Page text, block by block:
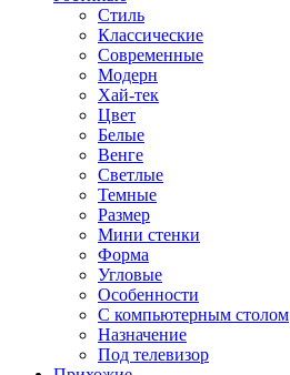
Стиль
Классические
Современные
Модерн
Хай-тек
Цвет
Белые
Венге
Светлые
Темные
Размер
Мини стенки
Форма
Угловые
Особенности
С компьютерным столом
Назначение
Под телевизор